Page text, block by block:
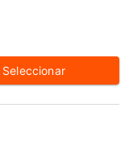
Seleccionar